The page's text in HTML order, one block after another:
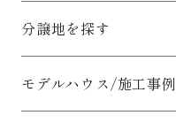
分譲地を探す
モデルハウス/施工事例